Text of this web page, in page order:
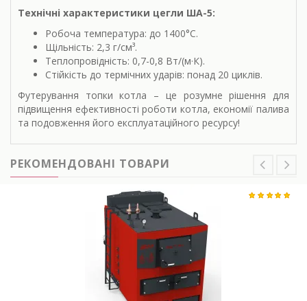
Технічні характеристики цегли ША-5:
Робоча температура: до 1400°C.
Щільність: 2,3 г/см³.
Теплопровідність: 0,7-0,8 Вт/(м·К).
Стійкість до термічних ударів: понад 20 циклів.
Футерування топки котла – це розумне рішення для
підвищення ефективності роботи котла, економії палива
та подовження його експлуатаційного ресурсу!
РЕКОМЕНДОВАНІ ТОВАРИ